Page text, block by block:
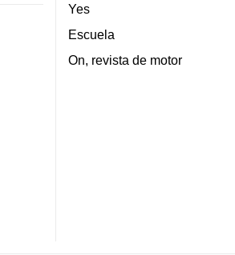
Yes
Escuela
On, revista de motor